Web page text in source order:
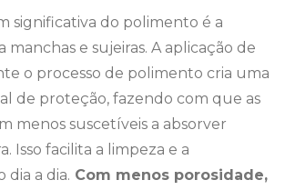
significativa do polimento é a
e sujeiras. A aplicação de
o processo de polimento cria uma
de proteção, fazendo com que as
menos suscetíveis a absorver
Isso facilita a limpeza e a
a dia. Com menos porosidade,